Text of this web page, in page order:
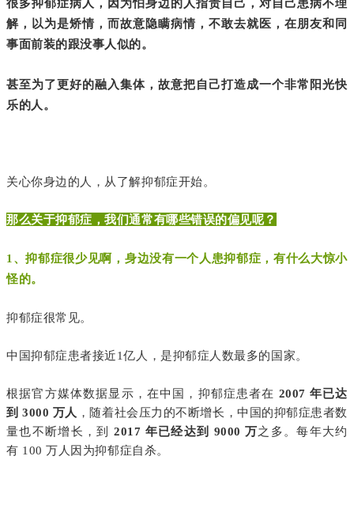
很多抑郁症病人，因为怕身边的人指责自己，对自己患病不理
解，以为是矫情，而故意隐瞒病情，不敢去就医，在朋友和同
事面前装的跟没事人似的。
甚至为了更好的融入集体，故意把自己打造成一个非常阳光快
乐的人。
关心你身边的人，从了解抑郁症开始。
那么关于抑郁症，我们通常有哪些错误的偏见呢？
1、抑郁症很少见啊，身边没有一个人患抑郁症，有什么大惊小
怪的。
抑郁症很常见。
中国抑郁症患者接近1亿人，是抑郁症人数最多的国家。
根据官方媒体数据显示，在中国，抑郁症患者在 2007 年已达
到 3000 万人 ，随着社会压力的不断增长，中国的抑郁症患者数
量也不断增长，到
2017 年已经达到 9000 万之多。每年大约
有 100 万人因为抑郁症自杀。